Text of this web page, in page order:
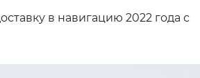
в навигацию 2022 года с